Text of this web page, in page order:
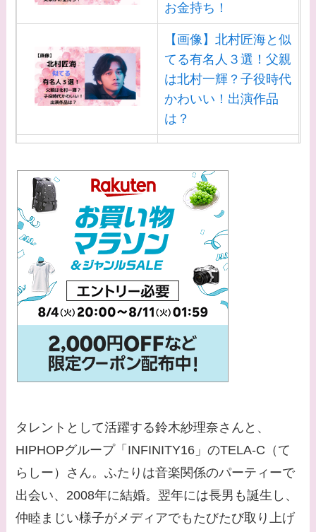
お金持ち！
【画像】北村匠海と似
てる有名人３選！父親
は北村一輝？子役時代
かわいい！出演作品
は？
る芸能人３選！白洲次
郎との関係は？ジャニ
ーズ出身？
【画像】山田裕貴の家
系図・家族構成は？嫁
西野七瀬との馴れ初め
や現在の活動は？
【画像】平子理沙と似
てる有名人３選！ヒア
ルロン酸で顔が変わっ
【画像】早乙女友貴と
島袋寛子の離婚理由は
なに？2人は現在何し
てる？
タレントとして活躍する鈴木紗理奈さんと、
HIPHOPグループ「INFINITY16」のTELA-C（て
らしー）さん。ふたりは音楽関係のパーティーで
出会い、2008年に結婚。翌年には長男も誕生し、
仲睦まじい様子がメディアでもたびたび取り上げ